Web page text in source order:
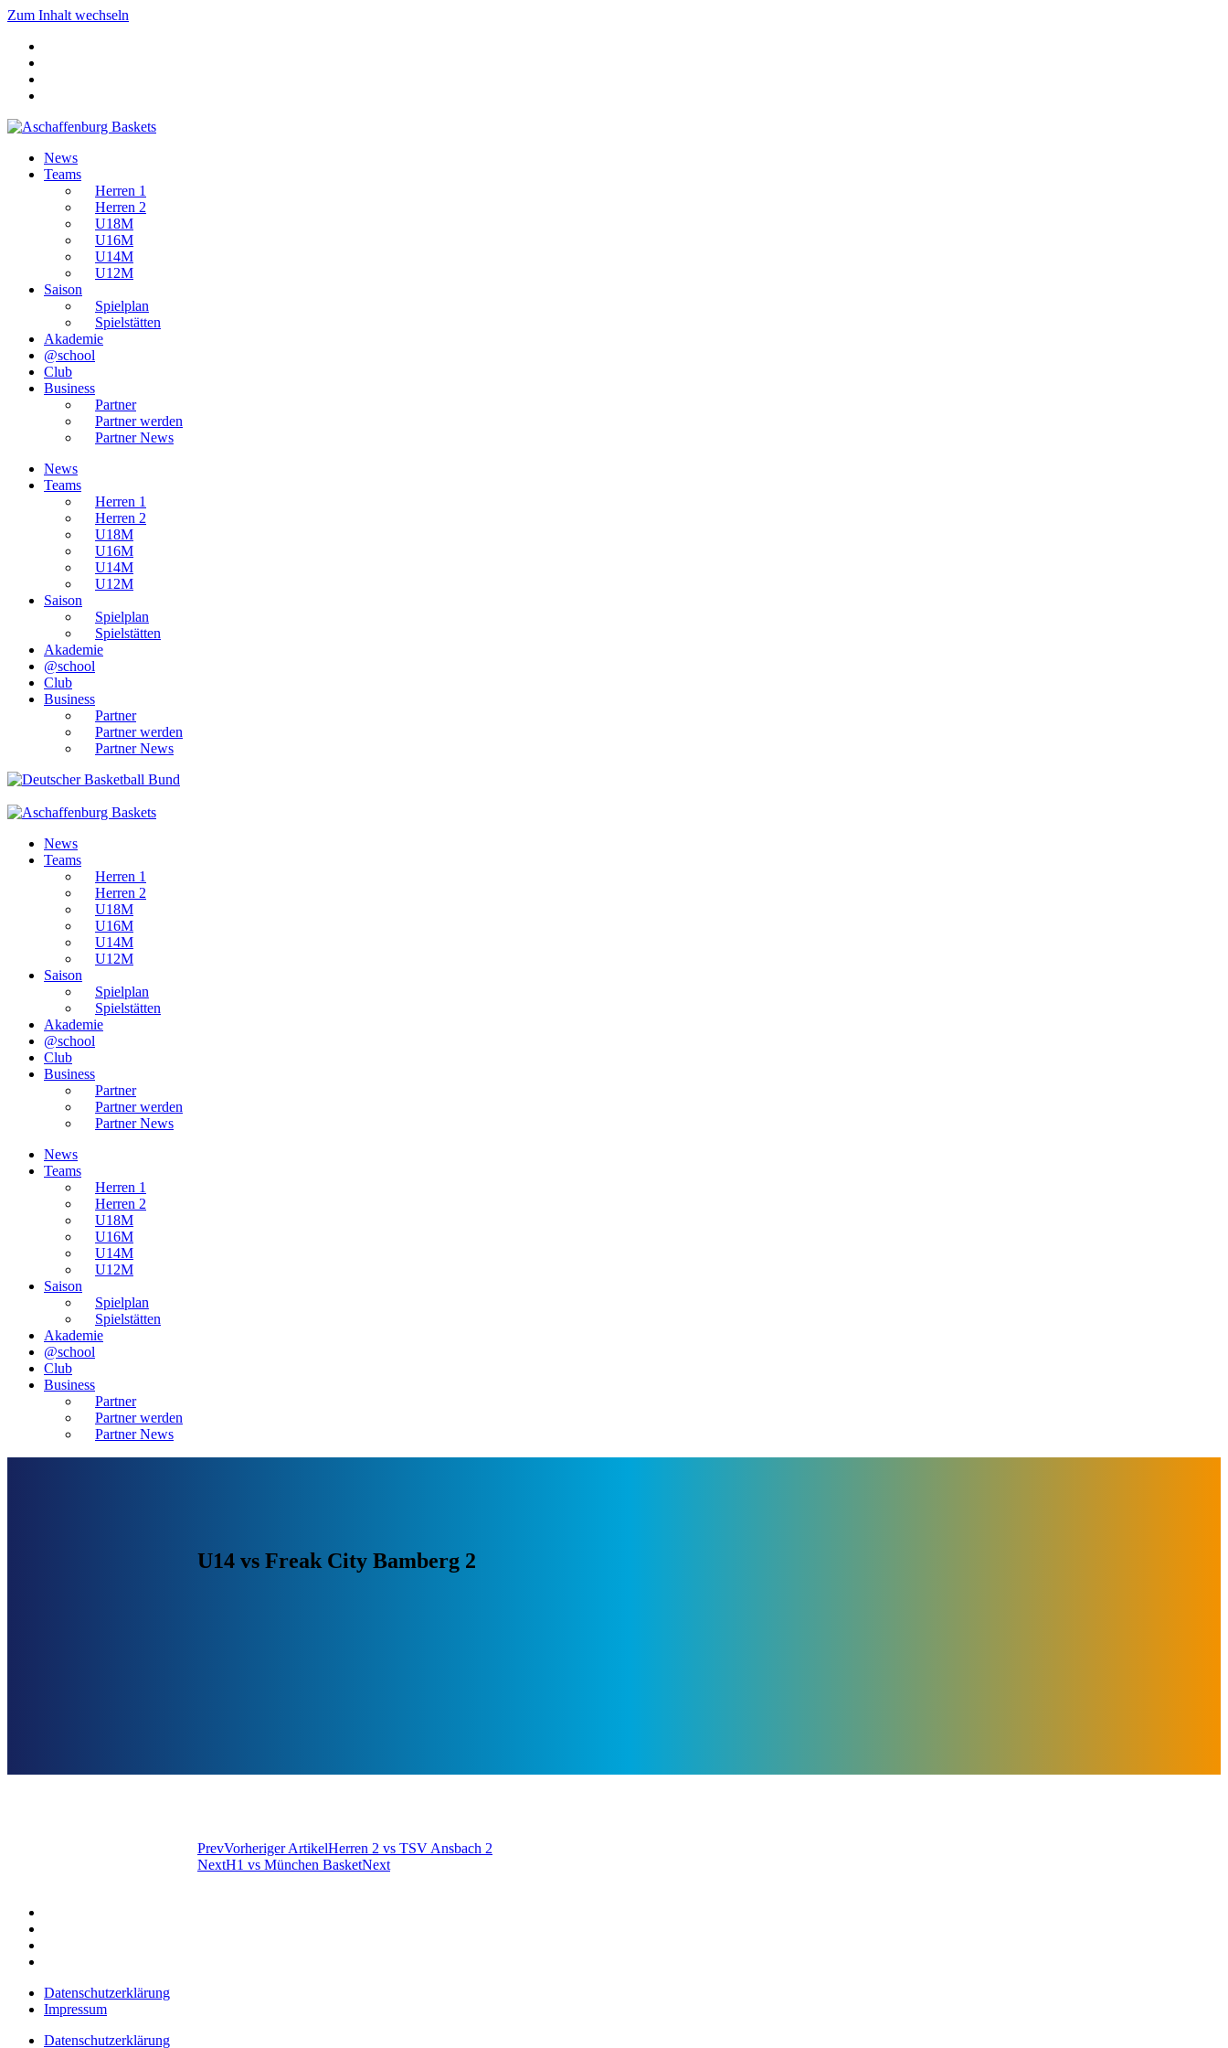
Zum Inhalt wechseln
News
Teams
Herren 1
Herren 2
U18M
U16M
U14M
U12M
Saison
Spielplan
Spielstätten
Akademie
@school
Club
Business
Partner
Partner werden
Partner News
News
Teams
Herren 1
Herren 2
U18M
U16M
U14M
U12M
Saison
Spielplan
Spielstätten
Akademie
@school
Club
Business
Partner
Partner werden
Partner News
News
Teams
Herren 1
Herren 2
U18M
U16M
U14M
U12M
Saison
Spielplan
Spielstätten
Akademie
@school
Club
Business
Partner
Partner werden
Partner News
News
Teams
Herren 1
Herren 2
U18M
U16M
U14M
U12M
Saison
Spielplan
Spielstätten
Akademie
@school
Club
Business
Partner
Partner werden
Partner News
U14 vs Freak City Bamberg 2
PrevVorheriger ArtikelHerren 2 vs TSV Ansbach 2
NextH1 vs München BasketNext
Datenschutzerklärung
Impressum
Datenschutzerklärung